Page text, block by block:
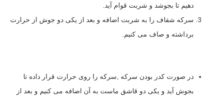
دهیم تا بجوشد و شربت قوام آید.
سرکه شفاف را به شربت اضافه و بعد از یکی دو جوش از حرارت
برداشته و صاف می کنیم.
در صورت کدر بودن سرکه ,سرکه را روی حرارت قرار داده تا
بجوش آید و یکی دو قاشق ماست به آن اضافه می کنیم و بعد از